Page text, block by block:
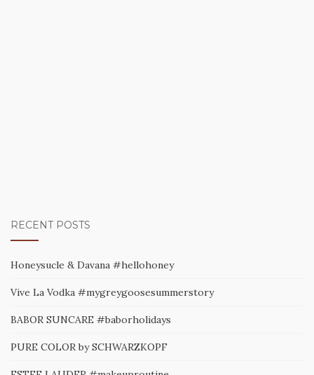
RECENT POSTS
Honeysucle & Davana #hellohoney
Vive La Vodka #mygreygoosesummerstory
BABOR SUNCARE #baborholidays
PURE COLOR by SCHWARZKOPF